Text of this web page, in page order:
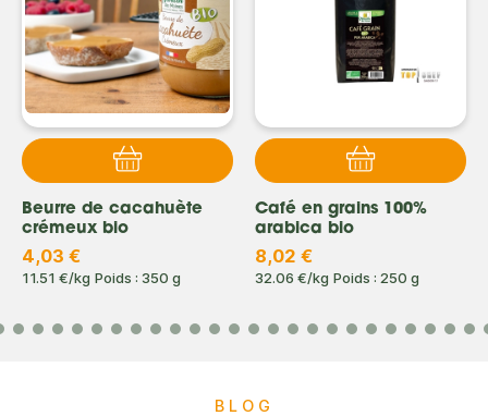
Beurre de cacahuète
crémeux bio
4,03 €
11.51 €/kg Poids : 350 g
Café en grains 100%
arabica bio
8,02 €
32.06 €/kg Poids : 250 g
BLOG